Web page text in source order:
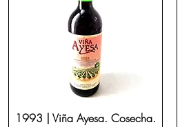
1993 | Viña Ayesa. Cosecha.